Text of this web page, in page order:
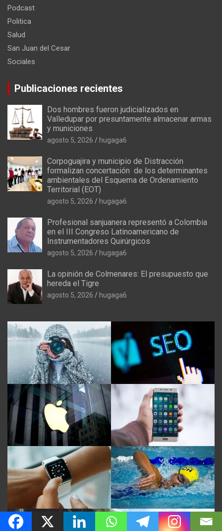
Podcast
Politica
Salud
San Juan del Cesar
Sociales
Publicaciones recientes
Dos hombres fueron judicializados en
Valledupar por presuntamente almacenar armas
y municiones
agosto 5, 2026 hugaga6
Corpoguajira y municipio de Distracción
formalizan concertación de los determinantes
ambientales del Esquema de Ordenamiento
Territorial (EOT)
agosto 5, 2026 hugaga6
Profesional sanjuanera representó a Colombia
en el III Congreso Latinoamericano de
Instrumentadores Quirúrgicos
agosto 5, 2026 hugaga6
La opinión de Colmenares: El presupuesto que
hereda el Tigre
agosto 5, 2026 hugaga6